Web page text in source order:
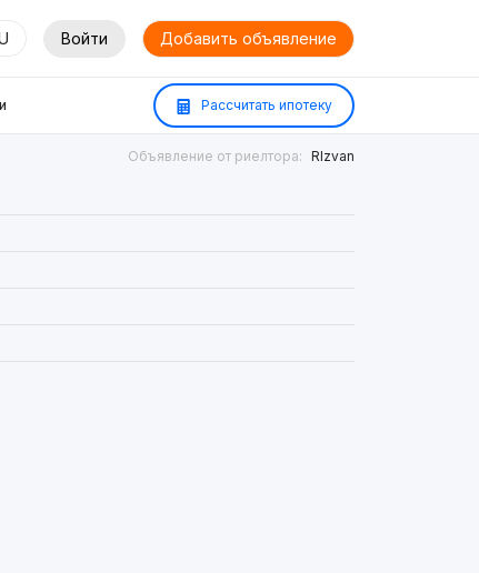
Войти Добавить объявление
Рассчитать ипотеку
Объявление от риелтора: RIzvan